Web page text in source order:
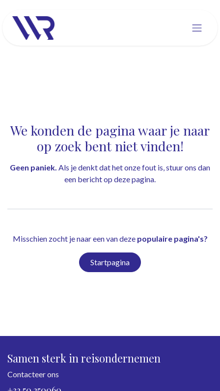
Fout 404
We konden de pagina waar je naar
op zoek bent niet vinden!
Geen paniek. Als je denkt dat het onze fout is, stuur ons dan
een bericht op deze pagina.
Misschien zocht je naar een van deze populaire pagina's?
Startpagina
Samen sterk in reisondernemen
Contacteer ons